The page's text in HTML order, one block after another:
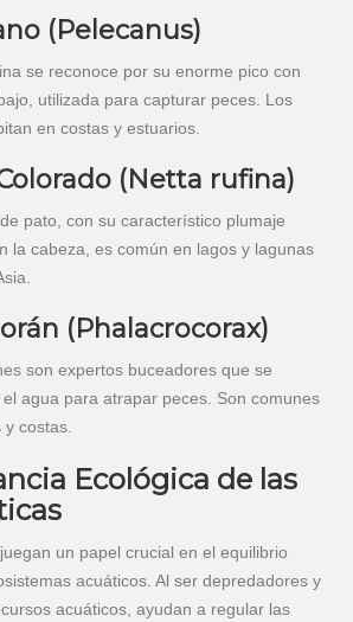
(Pelecanus)
se reconoce por su enorme pico con
utilizada para capturar peces. Los
en costas y estuarios.
(Netta rufina)
pato, con su característico plumaje
la cabeza, es común en lagos y lagunas
(Phalacrocorax)
son expertos buceadores que se
agua para atrapar peces. Son comunes
costas.
Ecológica de las
un papel crucial en el equilibrio
acuáticos. Al ser depredadores y
acuáticos, ayudan a regular las